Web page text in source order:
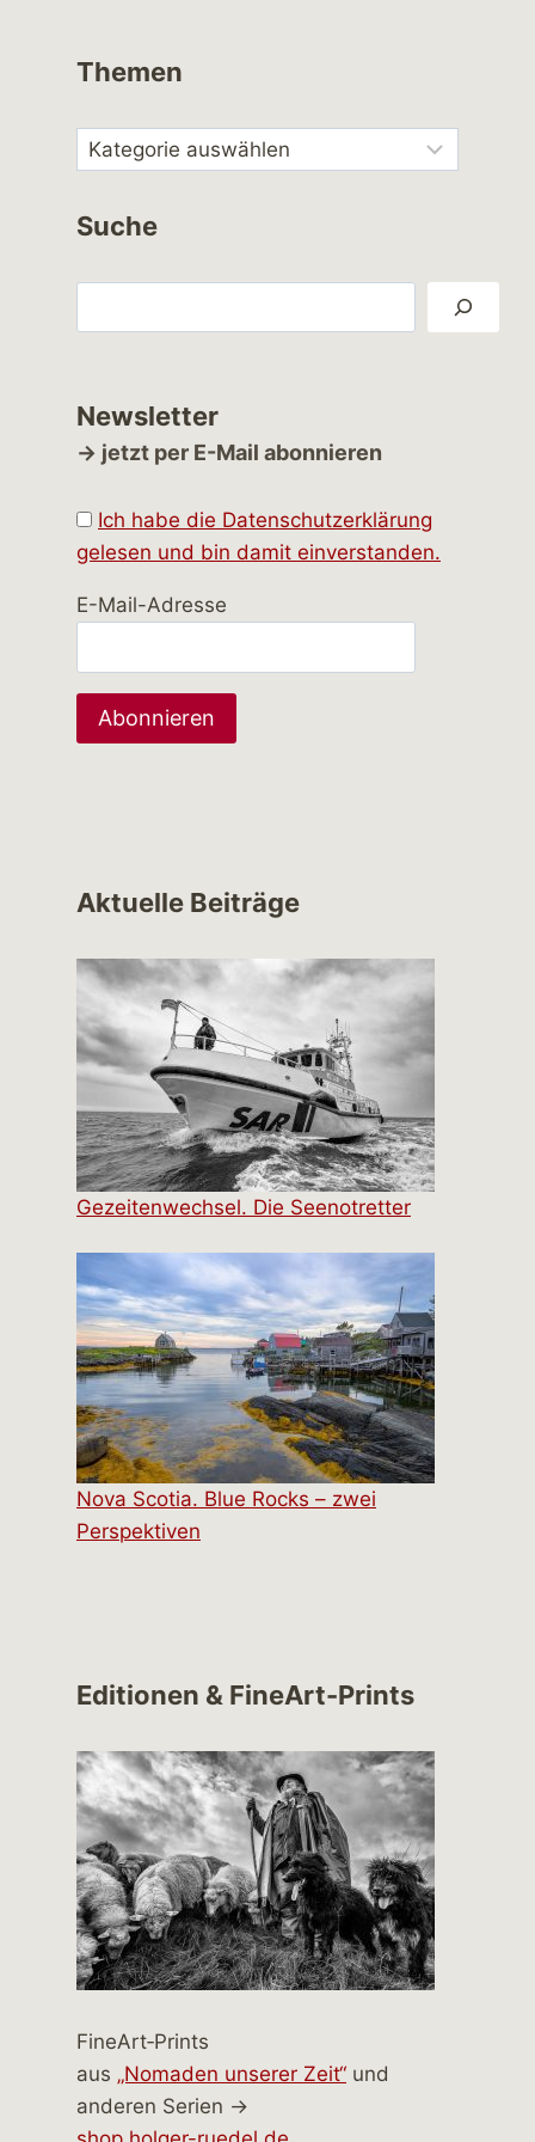
Themen
Suche
Newsletter
→ jetzt per E-Mail abonnieren
Ich habe die Datenschutzerklärung
gelesen und bin damit einverstanden.
E-Mail-Adresse
Aktuelle Beiträge
Gezeitenwechsel. Die Seenotretter
Nova Scotia. Blue Rocks – zwei
Perspektiven
Editionen & FineArt-Prints
FineArt‑Prints
aus „Nomaden unserer Zeit“ und
anderen Serien →